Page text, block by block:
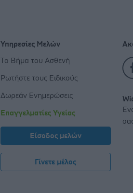
Υπηρεσίες Μελών
Το Βήμα του Ασθενή
Ρωτήστε τους Ειδικούς
Δωρεάν Ενημερώσεις
Επαγγελματίες Υγείας
Είσοδος μελών
Γίνετε μέλος